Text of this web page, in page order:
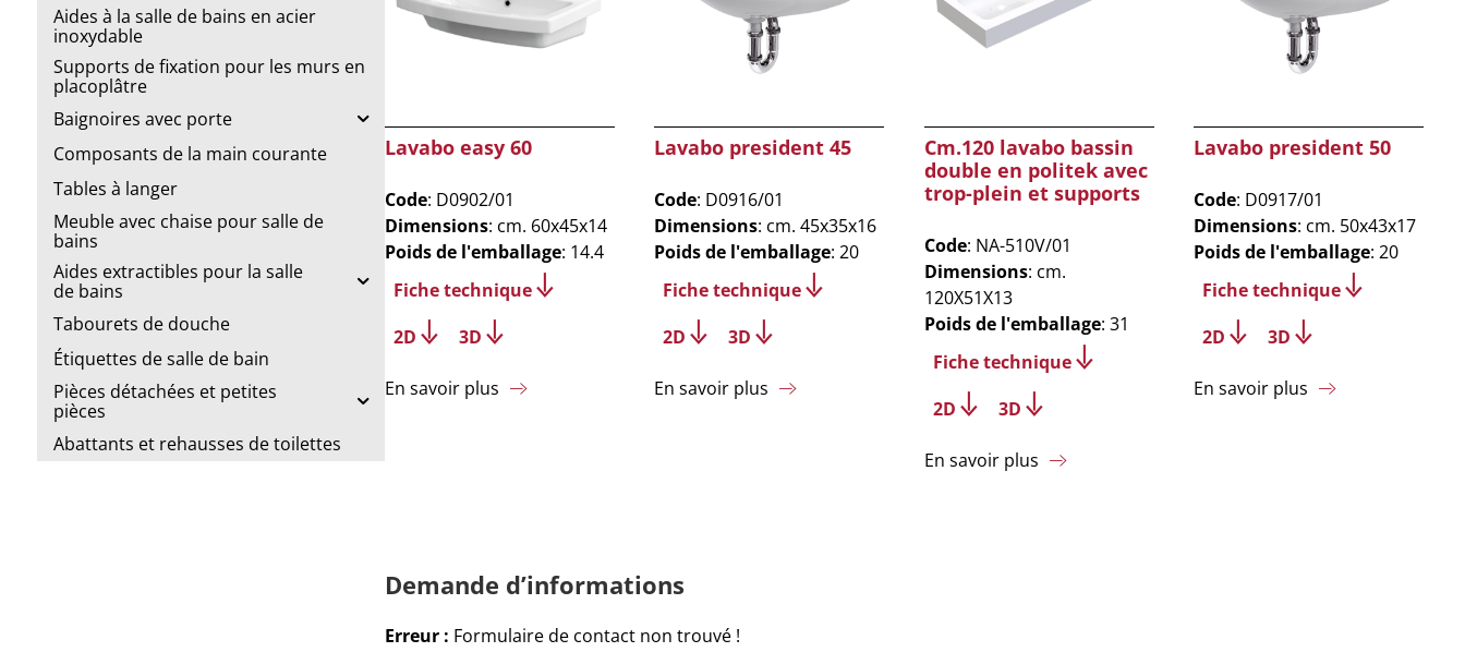
Aides à la salle de bains en acier
inoxydable
Supports de fixation pour les murs en
placoplâtre
Baignoires avec porte
Composants de la main courante
Tables à langer
Meuble avec chaise pour salle de
bains
Aides extractibles pour la salle
de bains
Tabourets de douche
Étiquettes de salle de bain
Pièces détachées et petites
pièces
Abattants et rehausses de toilettes
Lavabo easy 60
Code: D0902/01
Dimensions: cm. 60x45x14
Poids de l'emballage: 14.4
Fiche technique
2D
3D
En savoir plus
Lavabo president 45
Code: D0916/01
Dimensions: cm. 45x35x16
Poids de l'emballage: 20
Fiche technique
2D
3D
En savoir plus
Cm.120 lavabo bassin
double en politek avec
trop-plein et supports
Code: NA-510V/01
Dimensions: cm.
120X51X13
Poids de l'emballage: 31
Fiche technique
2D
3D
En savoir plus
Lavabo president 50
Code: D0917/01
Dimensions: cm. 50x43x17
Poids de l'emballage: 20
Fiche technique
2D
3D
En savoir plus
Demande d’informations
Erreur : Formulaire de contact non trouvé !